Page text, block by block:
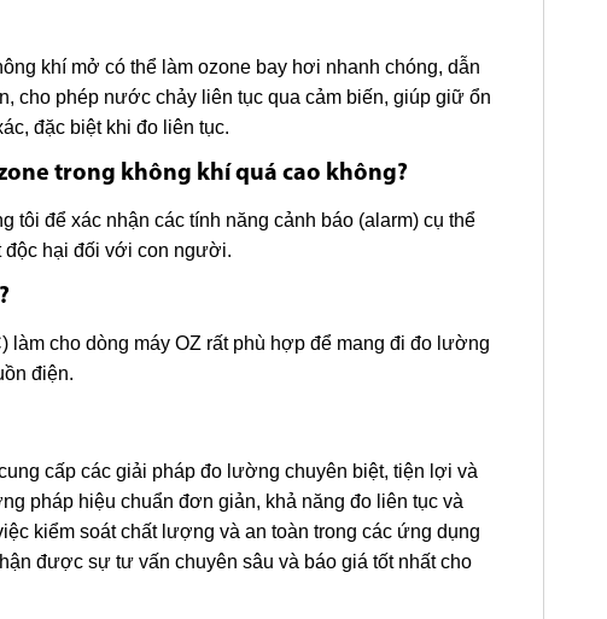
khí mở có thể làm ozone bay hơi nhanh chóng, dẫn
cho phép nước chảy liên tục qua cảm biến, giúp giữ ổn
đặc biệt khi đo liên tục.
trong không khí quá cao không?
tôi để xác nhận các tính năng cảnh báo (alarm) cụ thể
độc hại đối với con người.
làm cho dòng máy OZ rất phù hợp để mang đi đo lường
điện.
cấp các giải pháp đo lường chuyên biệt, tiện lợi và
pháp hiệu chuẩn đơn giản, khả năng đo liên tục và
kiểm soát chất lượng và an toàn trong các ứng dụng
được sự tư vấn chuyên sâu và báo giá tốt nhất cho